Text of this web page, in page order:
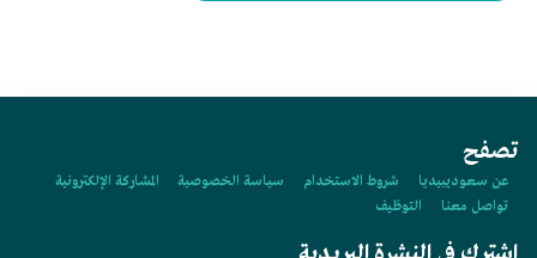
تصفح
عن سعوديبيديا شروط الاستخدام سياسة الخصوصية
المشاركة الإلكترونية
تواصل معنا
التوظيف